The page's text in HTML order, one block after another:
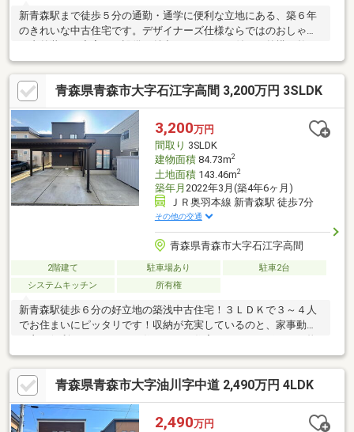
新青森駅まで徒歩５分の通勤・通学に便利な立地にある、築６年
のきれいな中古住宅です。デザイナーズ仕様ならではのおしゃれ
ており、そのまま快適に新生活をスタートできます。建材価格の
高騰で新築住宅の価格が上昇している今、築浅で状態の良い中古
住宅は、新築をご検討中の方にもおすすめの住宅です。
青森県青森市大字石江字高間 3,200万円 3SLDK
3,200万円
間取り 3SLDK
建物面積84.73m2
土地面積143.46m2
築年月 2022年3月(築4年6ヶ月)
ＪＲ奥羽本線 新青森駅 徒歩7分
その他の交通
青森県青森市大字石江字高間
2階建て 駐車場あり
駐車2台
システムキッチン
所有権
新青森駅徒歩６分の好立地の築浅中古住宅！３ＬＤＫで３～４人
でお住まいにピッタリです！収納が充実しているのと、家事動線
置もあるので冬でも安心！新青森駅が近いので、駅を利用した通
勤の方にはおすすめ！学校も近いので、通学もしやすいです！新
青森駅付近でお探しの方には、ぜひ一度ご検討いただきたい物件
です！現在入居中ですが、ご見学可能ですので、ご遠慮なくご連
絡くださいませ！
青森県青森市大字油川字中道 2,490万円 4LDK
2,490万円